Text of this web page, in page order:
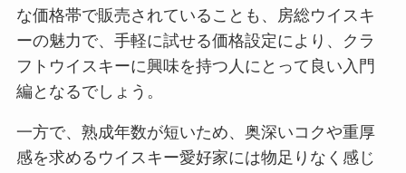
な価格帯で販売されていることも、房総ウイスキ
ーの魅力で、手軽に試せる価格設定により、クラ
フトウイスキーに興味を持つ人にとって良い入門
編となるでしょう。
一方で、熟成年数が短いため、奥深いコクや重厚
感を求めるウイスキー愛好家には物足りなく感じ